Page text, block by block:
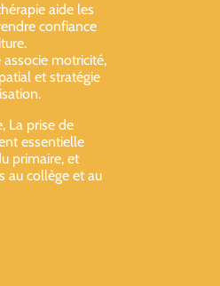
aide les
confiance
associe motricité,
et stratégie
La prise de
essentielle
primaire, et
au collège et au